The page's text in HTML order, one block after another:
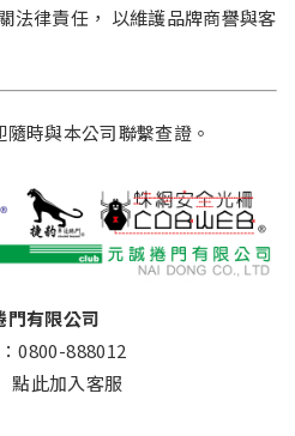
法律責任， 以維護品牌商譽與客
時與本公司聯繫查證。
門有限公司
0800-888012
點此加入客服